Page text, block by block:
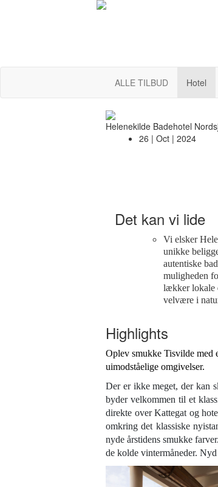
ALLE TILBUD Hotel
Helenekilde Badehotel
26 | Oct | 2024
Det kan vi lide
Vi elsker
unikke
autentiske
muligheden
lækker lokale
velvære i
Highlights
Oplev smukke Tisvilde med
uimodståelige omgivelser.
Der er ikke meget, der kan
byder velkommen til et
direkte over Kattegat og
omkring det klassiske
nyde årstidens smukke
de kolde vintermåneder.